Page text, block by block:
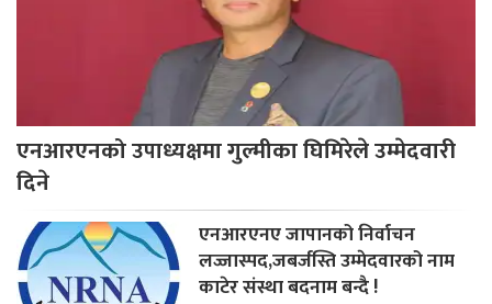
एनआरएनको उपाध्यक्षमा गुल्मीका घिमिरेले उम्मेदवारी
दिने
एनआरएनए जापानको निर्वाचन
लज्जास्पद,जबर्जस्ति उम्मेदवारको नाम
काटेर संस्था बदनाम बन्दै !